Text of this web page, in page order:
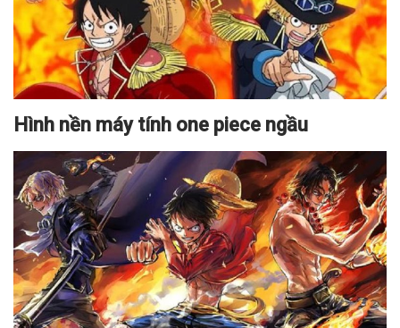
Hình nền máy tính one piece ngầu